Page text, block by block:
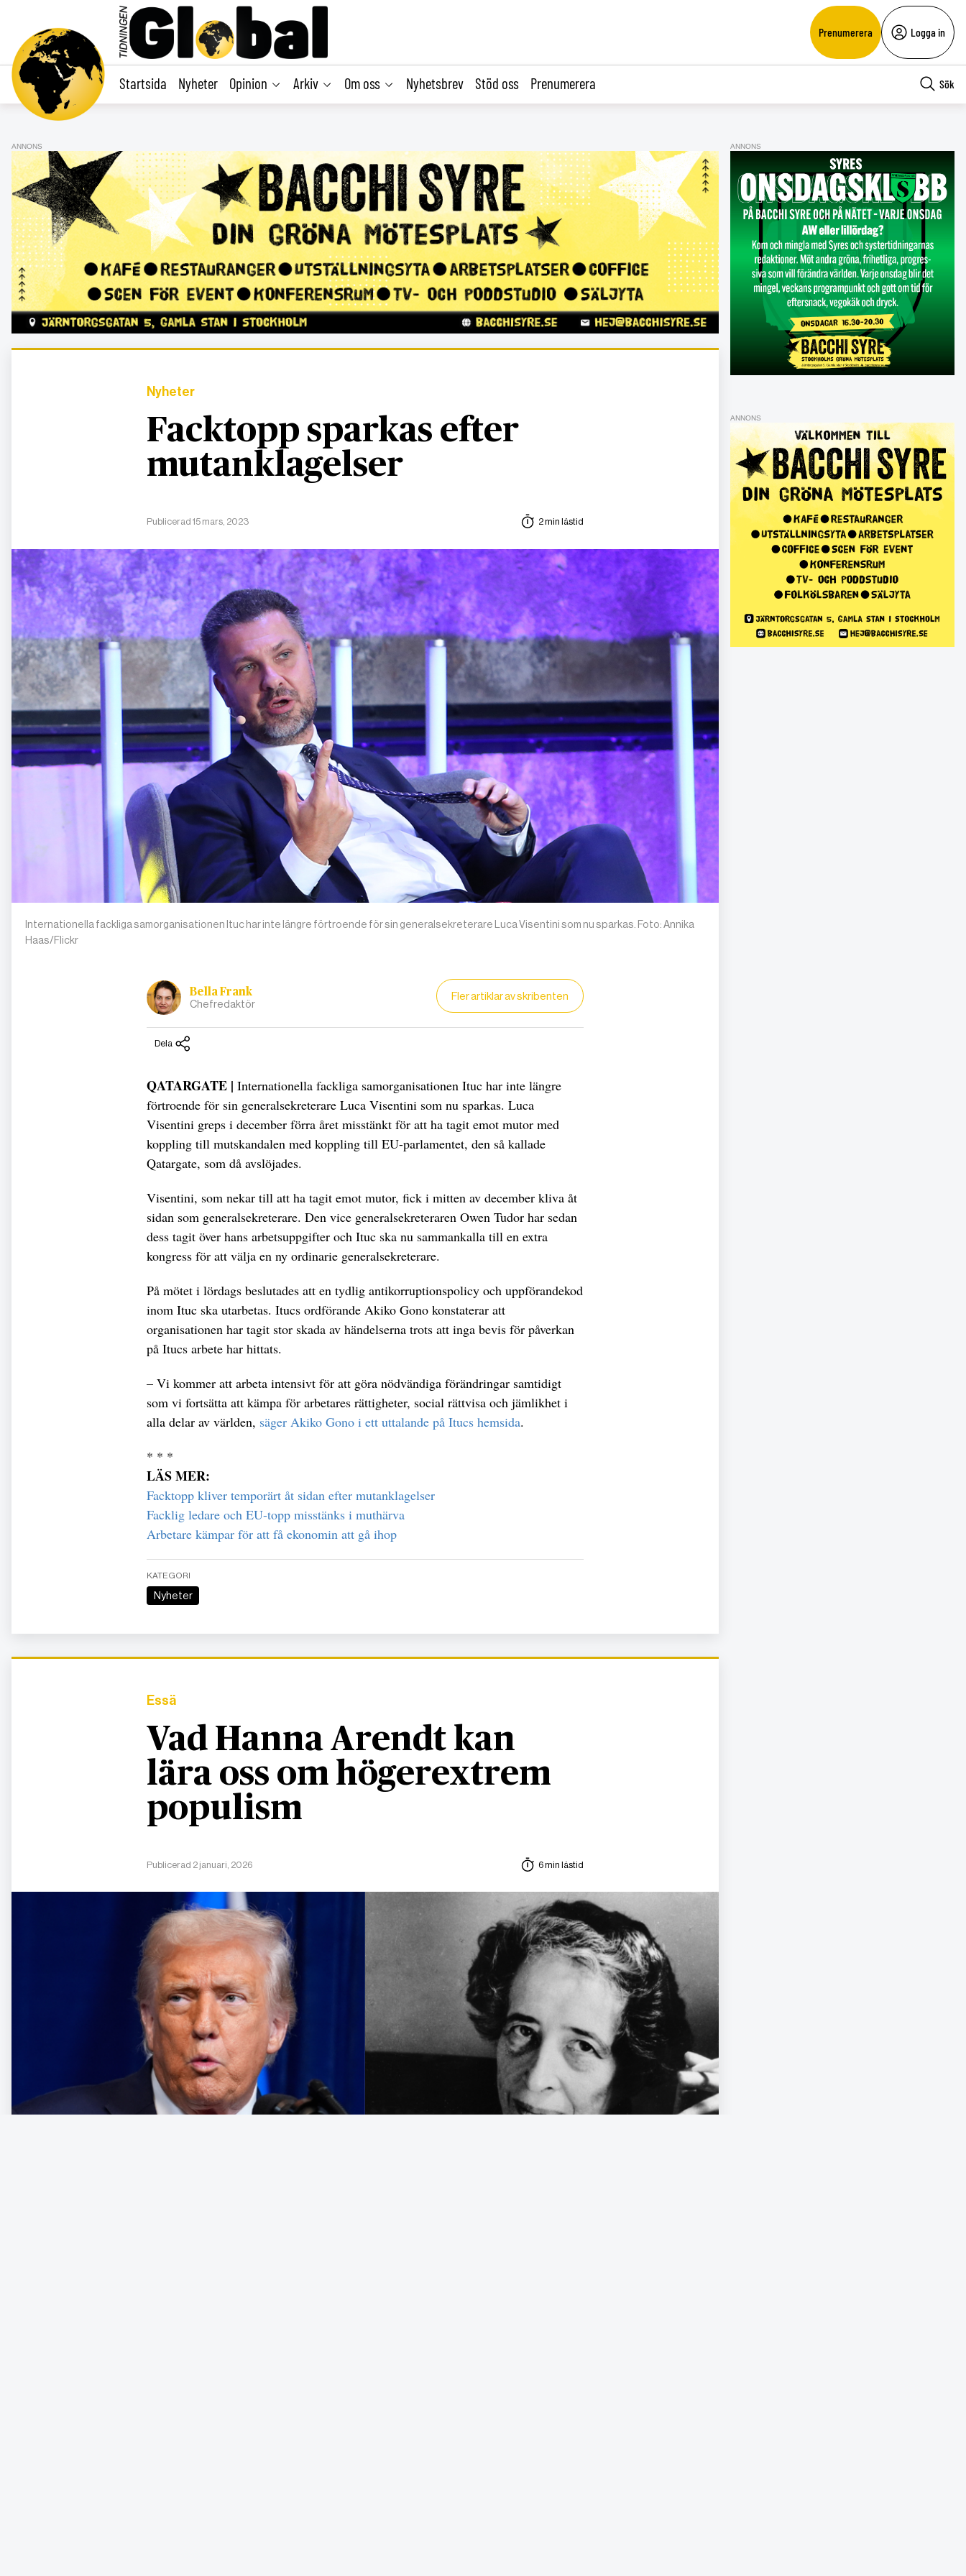
Prenumerera Logga in
Startsida Nyheter Opinion Arkiv Om oss Nyhetsbrev Stöd oss Prenumerera Sök
ANNONS
Nyheter
Facktopp sparkas efter
mutanklagelser
Publicerad 15 mars, 2023 2 min lästid
Internationella fackliga samorganisationen Ituc har inte längre förtroende för sin generalsekreterare Luca Visentini som nu sparkas. Foto: Annika
Haas/Flickr
Bella Frank
Chefredaktör
Fler artiklar av skribenten
Dela
QATARGATE | Internationella fackliga samorganisationen Ituc har inte längre
förtroende för sin generalsekreterare Luca Visentini som nu sparkas. Luca
Visentini greps i december förra året misstänkt för att ha tagit emot mutor med
koppling till mutskandalen med koppling till EU-parlamentet, den så kallade
Qatargate, som då avslöjades.
Visentini, som nekar till att ha tagit emot mutor, fick i mitten av december kliva åt
sidan som generalsekreterare. Den vice generalsekreteraren Owen Tudor har sedan
dess tagit över hans arbetsuppgifter och Ituc ska nu sammankalla till en extra
kongress för att välja en ny ordinarie generalsekreterare.
På mötet i lördags beslutades att en tydlig antikorruptionspolicy och uppförandekod
inom Ituc ska utarbetas. Itucs ordförande Akiko Gono konstaterar att
organisationen har tagit stor skada av händelserna trots att inga bevis för påverkan
på Itucs arbete har hittats.
– Vi kommer att arbeta intensivt för att göra nödvändiga förändringar samtidigt
som vi fortsätta att kämpa för arbetares rättigheter, social rättvisa och jämlikhet i
alla delar av världen, säger Akiko Gono i ett uttalande på Itucs hemsida.
* * *
LÄS MER:
Facktopp kliver temporärt åt sidan efter mutanklagelser
Facklig ledare och EU-topp misstänks i muthärva
Arbetare kämpar för att få ekonomin att gå ihop
KATEGORI
Nyheter
Essä
Vad Hanna Arendt kan
lära oss om högerextrem
populism
Publicerad 2 januari, 2026 6 min lästid
ANNONS
ANNONS